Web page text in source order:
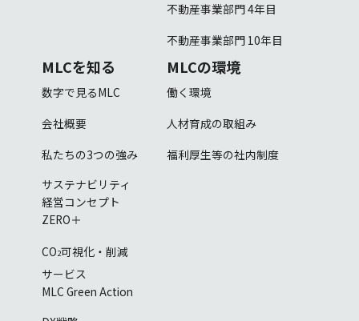
不動産事業部門 4年目
不動産事業部門 10年目
MLCを知る
数字で見るMLC
会社概要
私たちの3つの強み
サステナビリティ
経営コンセプト
ZERO＋
CO2可視化・削減
サービス
MLC Green Action
MLCの環境
働く環境
人材育成の取組み
福利厚生等の社内制度